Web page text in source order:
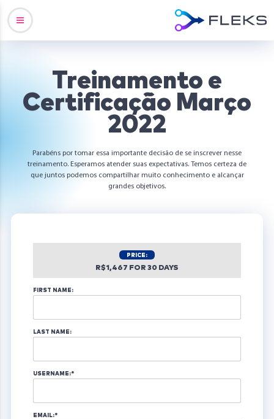
Treinamento e
Certificação Março
2022
Parabéns por tomar essa importante decisão de se inscrever nesse
treinamento. Esperamos atender suas expectativas. Temos certeza de
que juntos podemos compartilhar muito conhecimento e alcançar
grandes objetivos.
PRICE:
R$1,467 FOR 30 DAYS
FIRST NAME:
LAST NAME:
USERNAME:*
EMAIL:*